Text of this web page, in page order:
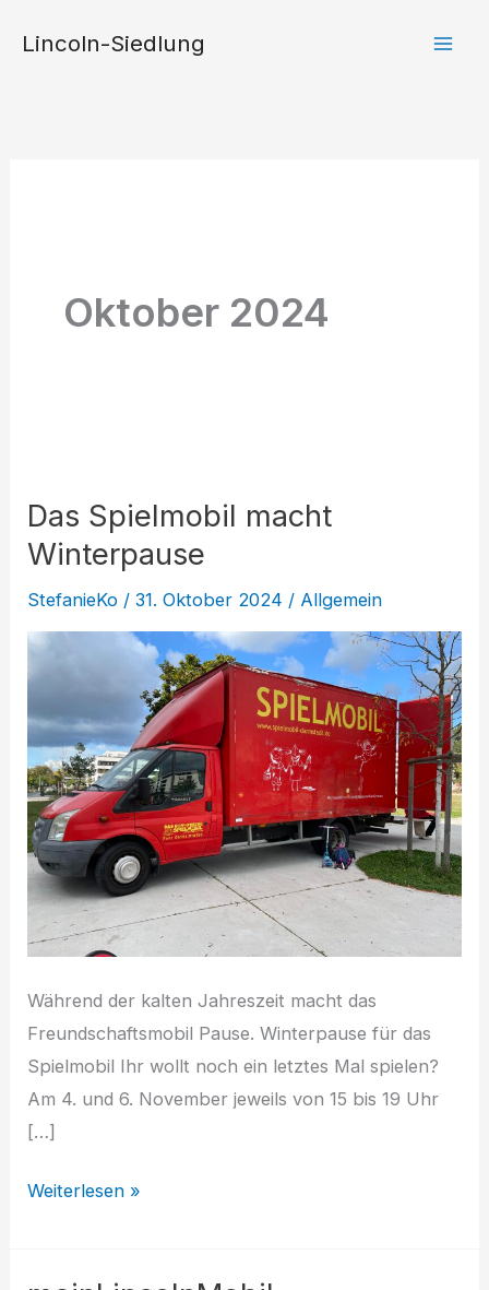
InhaltLincoln-Siedlung
Oktober 2024
Das Spielmobil macht
Winterpause
StefanieKo /31. Oktober 2024 / Allgemein
Während der kalten Jahreszeit macht das
Freundschaftsmobil Pause. Winterpause für das
Spielmobil Ihr wollt noch ein letztes Mal spielen?
Am 4. und 6. November jeweils von 15 bis 19 Uhr
[…]
Das
Weiterlesen »